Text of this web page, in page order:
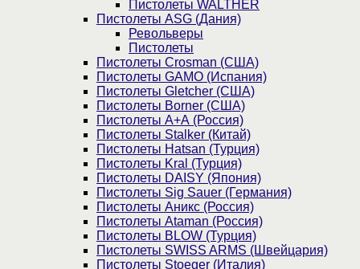
Пистолеты WALTHER
Пистолеты ASG (Дания)
Револьверы
Пистолеты
Пистолеты Crosman (США)
Пистолеты GAMO (Испания)
Пистолеты Gletcher (США)
Пистолеты Borner (США)
Пистолеты А+А (Россия)
Пистолеты Stalker (Китай)
Пистолеты Hatsan (Турция)
Пистолеты Kral (Турция)
Пистолеты DAISY (Япония)
Пистолеты Sig Sauer (Германия)
Пистолеты Аникс (Россия)
Пистолеты Ataman (Россия)
Пистолеты BLOW (Турция)
Пистолеты SWISS ARMS (Швейцария)
Пистолеты Stoeger (Италия)